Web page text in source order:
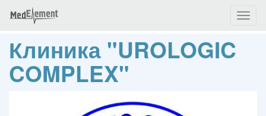
Клиника "UROLOGIC
COMPLEX"